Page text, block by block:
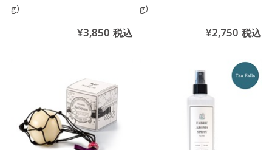
g）
¥3,850 税込
g）
¥2,750 税込